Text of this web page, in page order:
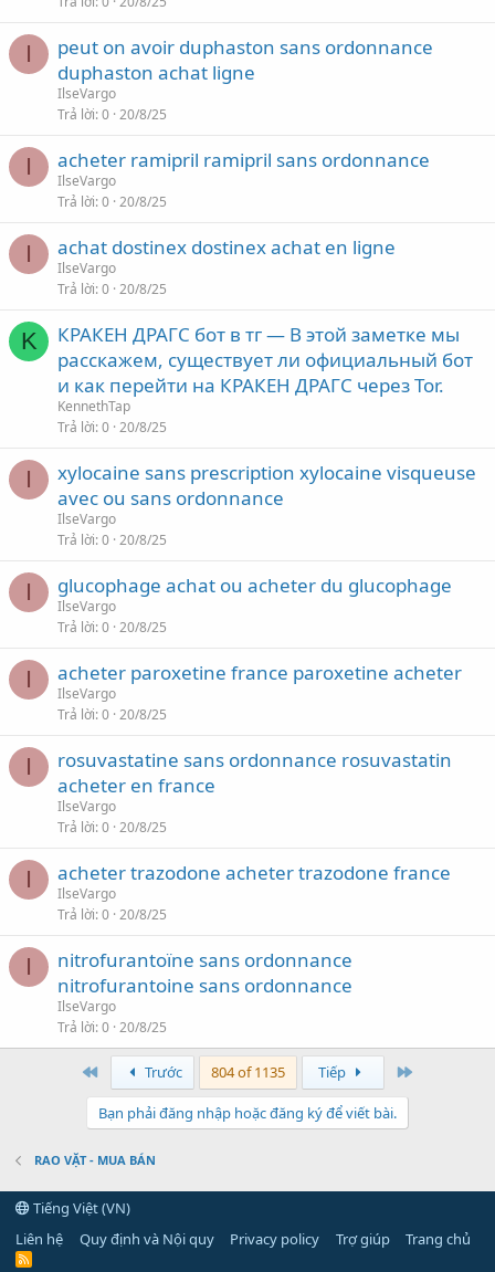
I
peut on avoir duphaston sans ordonnance
duphaston achat ligne
IlseVargo
Trả lời 0 20/8/25
I acheter ramipril ramipril sans ordonnance
IlseVargo
Trả lời 0 20/8/25
I achat dostinex dostinex achat en ligne
IlseVargo
Trả lời 0 20/8/25
K
КРАКЕН ДРАГС бот в тг — В этой заметке мы
расскажем, существует ли официальный бот
и как перейти на КРАКЕН ДРАГС через Tor.
KennethTap
Trả lời 0 20/8/25
I
xylocaine sans prescription xylocaine visqueuse
avec ou sans ordonnance
IlseVargo
Trả lời 0 20/8/25
I glucophage achat ou acheter du glucophage
IlseVargo
Trả lời 0 20/8/25
I acheter paroxetine france paroxetine acheter
IlseVargo
Trả lời 0 20/8/25
I
rosuvastatine sans ordonnance rosuvastatin
acheter en france
IlseVargo
Trả lời 0 20/8/25
I acheter trazodone acheter trazodone france
IlseVargo
Trả lời 0 20/8/25
I
nitrofurantoïne sans ordonnance
nitrofurantoine sans ordonnance
IlseVargo
Trả lời 0 20/8/25
Trước 804 of 1135 Tiếp
Bạn phải đăng nhập hoặc đăng ký để viết bài.
RAO VẶT - MUA BÁN
Tiếng Việt (VN)
Liên hệ
Quy định và Nội quy Privacy policy Trợ giúp Trang chủ
R